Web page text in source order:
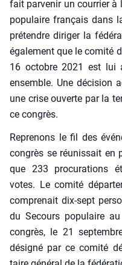
fait par­ve­nir un cour­rier à
popu­laire fran­çais dans
pré­tendre diri­ger la
éga­le­ment que le comi­té
16 octobre 2021 est lui
ensemble. Une déci­sion
une crise ouverte par la
ce congrès.
Repre­nons le fil des
congrès se réunis­sait en
que 233 pro­cu­ra­tions
votes. Le comi­té
com­pre­nait dix-sept
du Secours popu­laire
congrès, le 21
dési­gné par ce comi­té